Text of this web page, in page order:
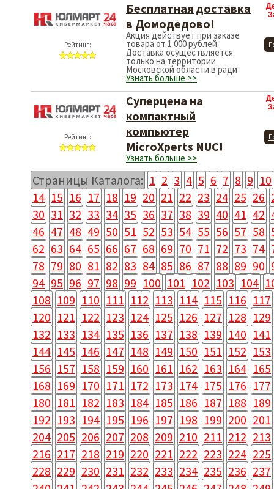
Рейтинг:
Бесплатная доставка
в Домодедово!
Акция действует при заказе
товара от 1 000 рублей.
Доставка осуществляется
только на территории
Московской области в ради
Узнать больше >>
Рейтинг:
Суперцена на
компактный
компьютер
MicroXperts NUC!
Узнать больше >>
Страницы Каталога: 1 2 3 4 5 6 7 8 9 10
14 15 16 17 18 19 20 21 22 23 24 25 26
30 31 32 33 34 35 36 37 38 39 40 41 42
46 47 48 49 50 51 52 53 54 55 56 57 58
62 63 64 65 66 67 68 69 70 71 72 73 74
78 79 80 81 82 83 84 85 86 87 88 89 90
94 95 96 97 98 99 100 101 102 103 104
108 109 110 111 112 113 114 115 116 117
120 121 122 123 124 125 126 127 128 129
132 133 134 135 136 137 138 139 140 141
144 145 146 147 148 149 150 151 152 153
156 157 158 159 160 161 162 163 164 165
168 169 170 171 172 173 174 175 176 177
180 181 182 183 184 185 186 187 188 189
192 193 194 195 196 197 198 199 200 201
204 205 206 207 208 209 210 211 212 213
216 217 218 219 220 221 222 223 224 225
228 229 230 231 232 233 234 235 236 237